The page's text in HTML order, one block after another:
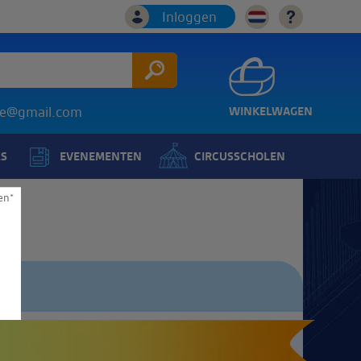
WINKELWAGEN
EVENEMENTEN CIRCUSSCHOLEN
Inloggen